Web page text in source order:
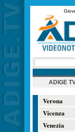
ADIGE
Verona
Vicenza
Venezia